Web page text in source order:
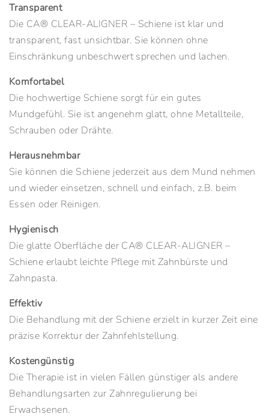
Transparent
Die CA® CLEAR-ALIGNER – Schiene ist klar und
transparent, fast unsichtbar. Sie können ohne
Einschränkung unbeschwert sprechen und lachen.
Komfortabel
Die hochwertige Schiene sorgt für ein gutes
Mundgefühl. Sie ist angenehm glatt, ohne Metallteile,
Schrauben oder Drähte.
Herausnehmbar
Sie können die Schiene jederzeit aus dem Mund nehmen
und wieder einsetzen, schnell und einfach, z.B. beim
Essen oder Reinigen.
Hygienisch
Die glatte Oberfläche der CA® CLEAR-ALIGNER –
Schiene erlaubt leichte Pflege mit Zahnbürste und
Zahnpasta.
Effektiv
Die Behandlung mit der Schiene erzielt in kurzer Zeit eine
präzise Korrektur der Zahnfehlstellung.
Kostengünstig
Die Therapie ist in vielen Fällen günstiger als andere
Behandlungsarten zur Zahnregulierung bei
Erwachsenen.